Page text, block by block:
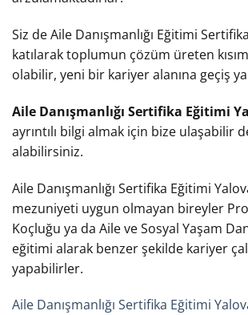
Siz de Aile Danışmanlığı Eğitimi
katılarak toplumun çözüm üreten
olabilir, yeni bir kariyer alanına geçiş
Aile Danışmanlığı Sertifika Eğitimi
ayrıntılı bilgi almak için bize ulaşabilir
alabilirsiniz.
Aile Danışmanlığı Sertifika Eğitimi
mezuniyeti uygun olmayan bireyler
Koçluğu ya da Aile ve Sosyal Yaşam
eğitimi alarak benzer şekilde kariyer
yapabilirler.
Aile Danışmanlığı Sertifika Eğitimi